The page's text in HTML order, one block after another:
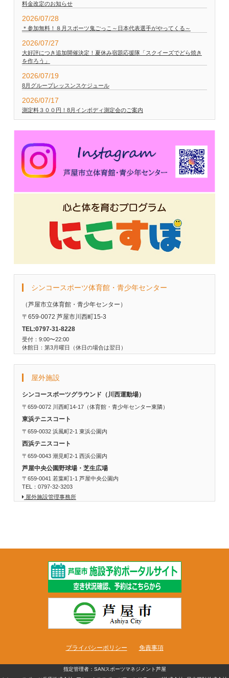
料金改定のお知らせ
2026/07/28
＊参加無料！８月スポーツ鬼ごっこ～日本代表選手がやってくる～
2026/07/27
大好評につき追加開催決定！夏休み宿題応援隊「スクイーズでどら焼き
を作ろう」
2026/07/19
8月グループレッスンスケジュール
2026/07/17
測定料３００円！8月インボディ測定会のご案内
シンコースポーツ体育館・青少年センター
（芦屋市立体育館・青少年センター）
〒659-0072 芦屋市川西町15-3
TEL:0797-31-8228
受付：9:00〜22:00
休館日：第3月曜日（休日の場合は翌日）
屋外施設
シンコースポーツグラウンド（川西運動場）
〒659-0072 川西町14-17（体育館・青少年センター東隣）
東浜テニスコート
〒659-0032 浜風町2-1 東浜公園内
西浜テニスコート
〒659-0043 潮見町2-1 西浜公園内
芦屋中央公園野球場・芝生広場
〒659-0041 若葉町1-1 芦屋中央公園内
TEL：0797-32-3203
屋外施設管理事務所
プライバシーポリシー 免責事項
指定管理者：SANスポーツマネジメント芦屋